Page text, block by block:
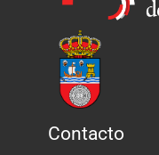
Contacto